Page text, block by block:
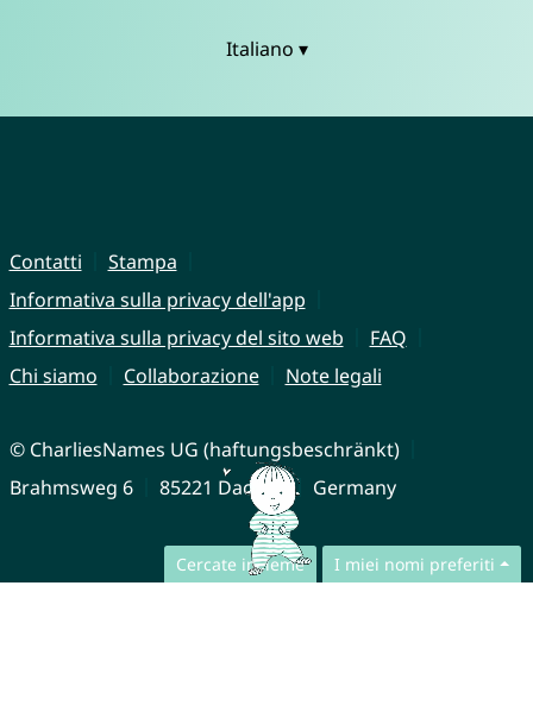
Cercate insieme I miei nomi preferiti
Italiano ▾
Contatti
Stampa
Informativa sulla privacy dell'app
Informativa sulla privacy del sito web
FAQ
Chi siamo
Collaborazione Note legali
© CharliesNames UG (haftungsbeschränkt)
Brahmsweg 6
85221 Dachau Germany